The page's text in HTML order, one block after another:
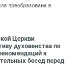
преобразована в
Церкви
духовенства по
к
бесед перед